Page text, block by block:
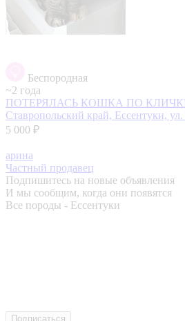
Беспородная
~2 года
ПОТЕРЯЛАСЬ КОШКА ПО
Ставропольский край, Ессентуки,
5 000 ₽
арина
Частный продавец
Подпишитесь на новые объявления
И мы сообщим, когда они появятся
Все породы - Ессентуки
Подписаться